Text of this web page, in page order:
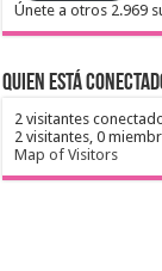
Únete a otros 2.969
Quien está
2 visitantes
2 visitantes, 0
Map of Visitors